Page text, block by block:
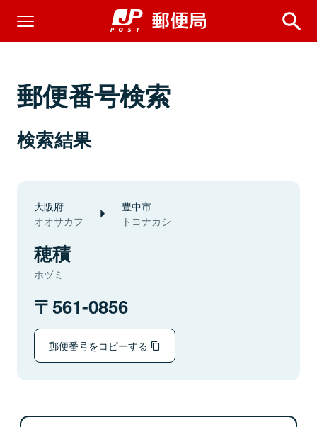
郵便番号検索
検索結果
大阪府
オオサカフ
豊中市
トヨナカシ
穂積
ホヅミ
561-0856
郵便番号をコピーする